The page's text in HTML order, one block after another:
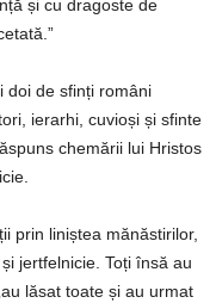
și cu dragoste de
doi de sfinți români
ierarhi, cuvioși și sfinte
chemării lui Hristos
prin liniștea mănăstirilor,
jertfelnicie. Toți însă au
lăsat toate și au urmat